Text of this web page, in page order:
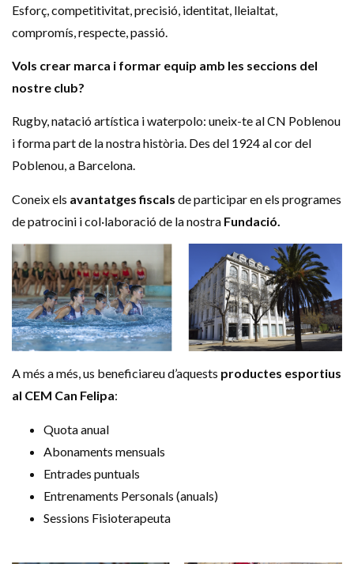
Esforç, competitivitat, precisió, identitat, lleialtat,
compromís, respecte, passió.
Vols crear marca i formar equip amb les seccions del
nostre club?
Rugby, natació artística i waterpolo: uneix-te al CN Poblenou
i forma part de la nostra història. Des del 1924 al cor del
Poblenou, a Barcelona.
Coneix els avantatges fiscals de participar en els programes
de patrocini i col·laboració de la nostra Fundació.
A més a més, us beneficiareu d’aquests productes esportius
al CEM Can Felipa:
Quota anual
Abonaments mensuals
Entrades puntuals
Entrenaments Personals (anuals)
Sessions Fisioterapeuta